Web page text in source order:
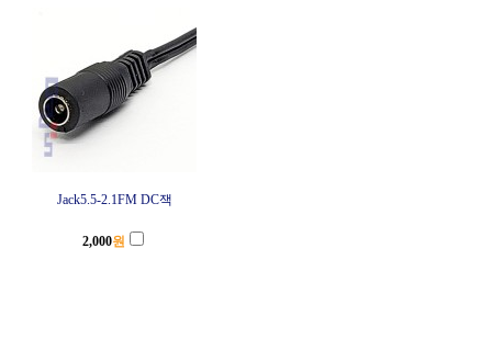
Jack5.5-2.1FM DC잭
2,000원